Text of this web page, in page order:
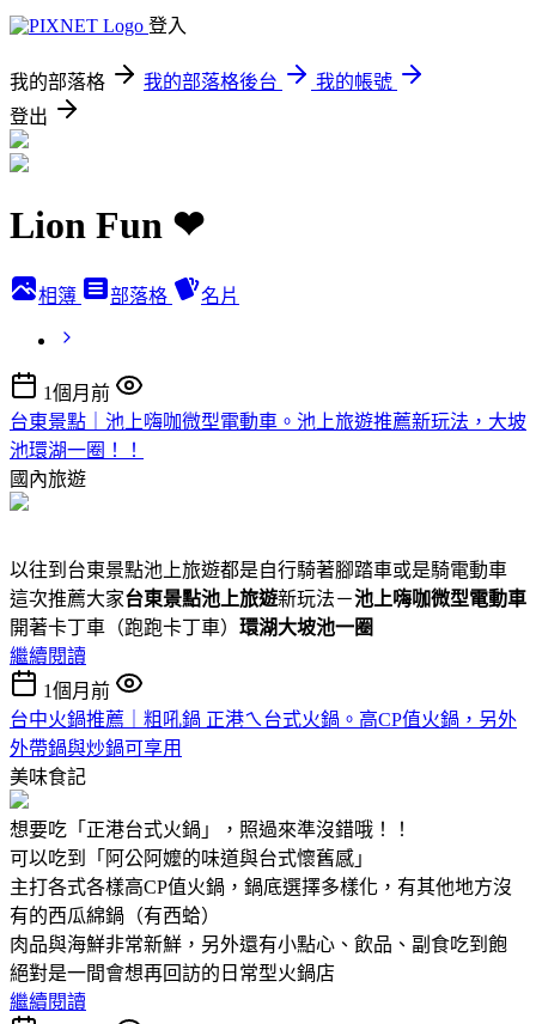
登入
我的部落格 我的部落格後台
我的帳號
登出
Lion Fun ❤
相簿 部落格 名片
1個月前
台東景點｜池上嗨咖微型電動車。池上旅遊推薦新玩法，大坡
池環湖一圈！！
國內旅遊
以往到台東景點池上旅遊都是自行騎著腳踏車或是騎電動車
這次推薦大家台東景點池上旅遊新玩法－池上嗨咖微型電動車
開著卡丁車（跑跑卡丁車） 環湖大坡池一圈
繼續閱讀
1個月前
台中火鍋推薦｜粗吼鍋 正港ㄟ台式火鍋。高CP值火鍋，另外
外帶鍋與炒鍋可享用
美味食記
想要吃「正港台式火鍋」，照過來準沒錯哦！！
可以吃到「阿公阿嬤的味道與台式懷舊感」
主打各式各樣高CP值火鍋，鍋底選擇多樣化，有其他地方沒
有的西瓜綿鍋（有西蛤）
肉品與海鮮非常新鮮，另外還有小點心、飲品、副食吃到飽
絕對是一間會想再回訪的日常型火鍋店
繼續閱讀